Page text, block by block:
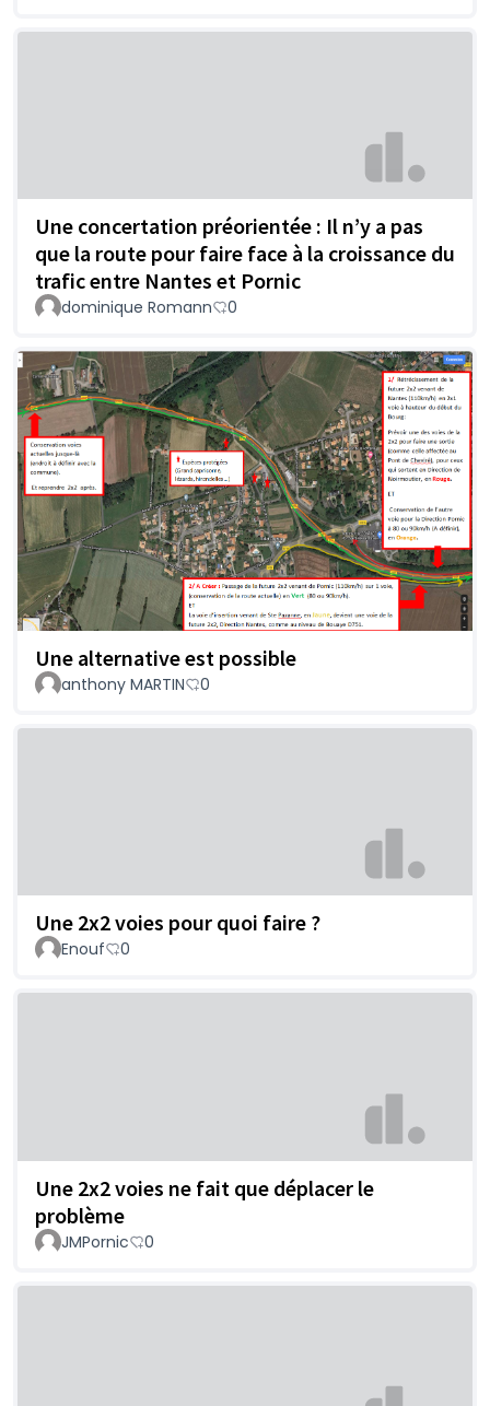
Une concertation préorientée : Il n’y a pas
que la route pour faire face à la croissance du
trafic entre Nantes et Pornic
dominique Romann 0
Une alternative est possible
anthony MARTIN 0
Une 2x2 voies pour quoi faire ?
Enouf 0
Une 2x2 voies ne fait que déplacer le
problème
JMPornic 0